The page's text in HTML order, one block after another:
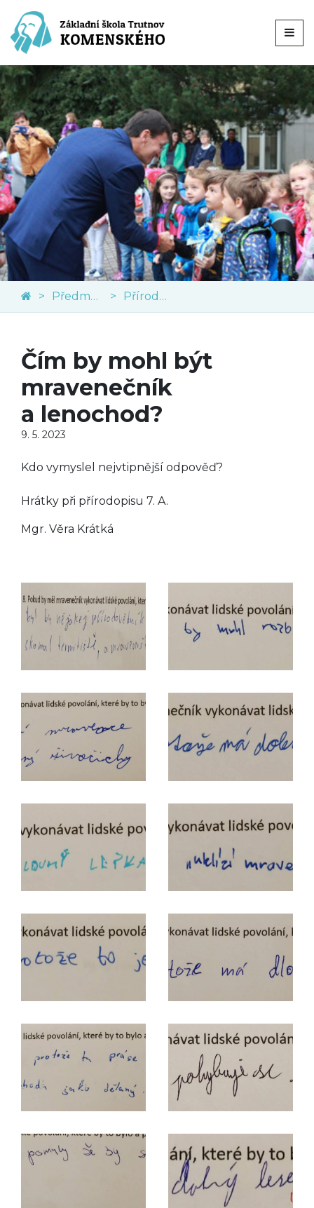
Předměty Přírodní vědy
Čím by mohl být
mravenečník
a lenochod?
9. 5. 2023
Kdo vymyslel nejvtipnější odpověď?
Hrátky při přírodopisu 7. A.
Mgr. Věra Krátká